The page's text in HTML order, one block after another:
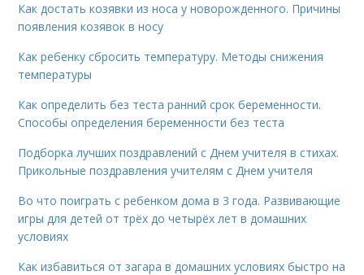
Как достать козявки из носа у новорожденного. Причины
появления козявок в носу
Как ребенку сбросить температуру. Методы снижения
температуры
Как определить без теста ранний срок беременности.
Способы определения беременности без теста
Подборка лучших поздравлений с Днем учителя в стихах.
Прикольные поздравления учителям с Днем учителя
Во что поиграть с ребенком дома в 3 года. Развивающие
игры для детей от трёх до четырёх лет в домашних
условиях
Как избавиться от загара в домашних условиях быстро на